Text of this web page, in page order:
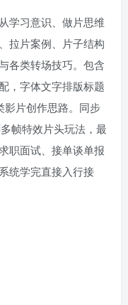
学习意识、做片思维
拉片案例、片子结构
各类转场技巧。包含
，字体文字排版标题
影片创作思路。同步
帧特效片头玩法，最
职面试、接单谈单报
统学完直接入行接